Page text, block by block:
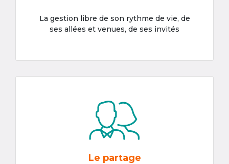
La gestion libre de son rythme de vie, de
ses allées et venues, de ses invités
Le partage